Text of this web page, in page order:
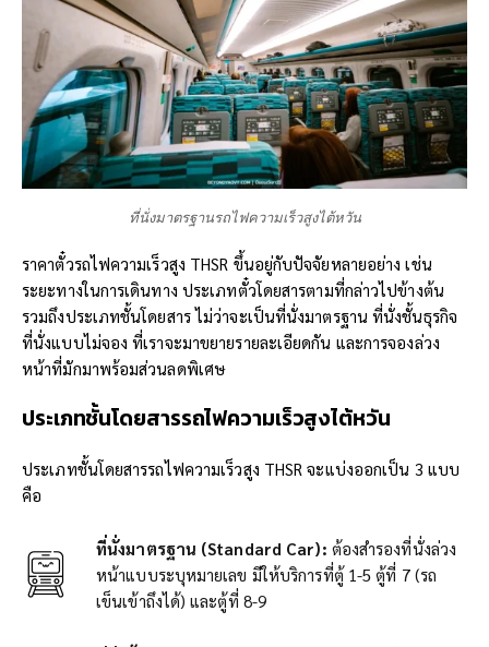
ที่นั่งมาตรฐานรถไฟความเร็วสูงไต้หวัน
ราคาตั๋วรถไฟความเร็วสูง THSR ขึ้นอยู่กับปัจจัยหลายอย่าง เช่น
ระยะทางในการเดินทาง ประเภทตั๋วโดยสารตามที่กล่าวไปข้างต้น
รวมถึงประเภทชั้นโดยสาร ไม่ว่าจะเป็นที่นั่งมาตรฐาน ที่นั่งชั้นธุรกิจ
ที่นั่งแบบไม่จอง ที่เราจะมาขยายรายละเอียดกัน และการจองล่วง
หน้าที่มักมาพร้อมส่วนลดพิเศษ
ประเภทชั้นโดยสารรถไฟความเร็วสูงไต้หวัน
ประเภทชั้นโดยสารรถไฟความเร็วสูง THSR จะแบ่งออกเป็น 3 แบบ
คือ
ที่นั่งมาตรฐาน (Standard Car): ต้องสำรองที่นั่งล่วง
หน้าแบบระบุหมายเลข มีให้บริการที่ตู้ 1-5 ตู้ที่ 7 (รถ
เข็นเข้าถึงได้) และตู้ที่ 8-9